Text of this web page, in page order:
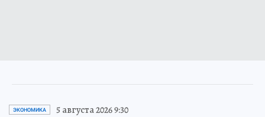
ЭКОНОМИКА 5 августа 2026 9:30